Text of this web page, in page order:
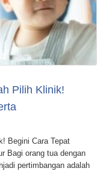
Pilih Klinik!
Begini Cara Tepat
Bagi orang tua dengan
pertimbangan adalah